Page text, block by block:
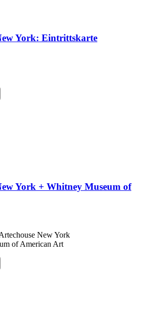
York: Eintrittskarte
York + Whitney Museum of
New York
of American Art